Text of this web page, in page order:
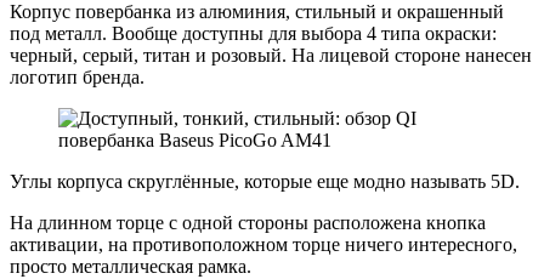
Корпус повербанка из алюминия, стильный и окрашенный
под металл. Вообще доступны для выбора 4 типа окраски:
черный, серый, титан и розовый. На лицевой стороне нанесен
логотип бренда.
Углы корпуса скруглённые, которые еще модно называть 5D.
На длинном торце с одной стороны расположена кнопка
активации, на противоположном торце ничего интересного,
просто металлическая рамка.